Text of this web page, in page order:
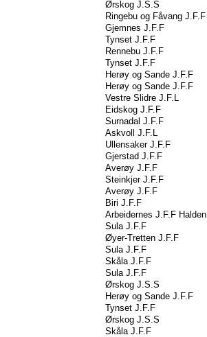
Ørskog J.S.S
Ringebu og Fåvang J.F.F
Gjemnes J.F.F
Tynset J.F.F
Rennebu J.F.F
Tynset J.F.F
Herøy og Sande J.F.F
Herøy og Sande J.F.F
Vestre Slidre J.F.L
Eidskog J.F.F
Surnadal J.F.F
Askvoll J.F.L
Ullensaker J.F.F
Gjerstad J.F.F
Averøy J.F.F
Steinkjer J.F.F
Averøy J.F.F
Biri J.F.F
Arbeidernes J.F.F Halden
Sula J.F.F
Øyer-Tretten J.F.F
Sula J.F.F
Skåla J.F.F
Sula J.F.F
Ørskog J.S.S
Herøy og Sande J.F.F
Tynset J.F.F
Ørskog J.S.S
Skåla J.F.F